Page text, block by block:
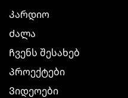
Კარდიო
Ძალა
Ჩვენს შესახებ
Პროექტები
Ვიდეოები